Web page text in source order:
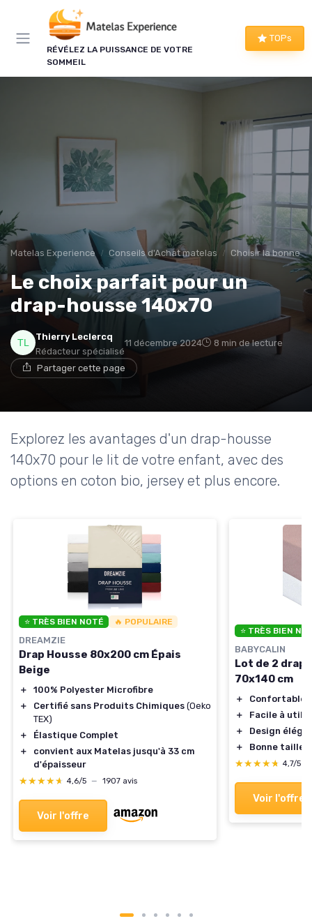
RÉVÉLEZ LA PUISSANCE DE VOTRE
SOMMEIL
TOPs
Matelas Experience Conseils d'Achat matelas Choisir la bonne
Le choix parfait pour un
drap-housse 140x70
Thierry Leclercq
Rédacteur spécialisé
11 décembre 2024 8 min de lecture
Partager cette page
Explorez les avantages d'un drap-housse
140x70 pour le lit de votre enfant, avec des
options en coton bio, jersey et plus encore.
⭐ TRÈS BIEN NOTÉ 🔥 POPULAIRE
DREAMZIE
Drap Housse 80x200 cm Épais
Beige
＋
100% Polyester Microfibre
＋
Certifié sans Produits Chimiques (Oeko
TEX)
＋
Élastique Complet
＋
convient aux Matelas jusqu'à 33 cm
d'épaisseur
★★★★★
★★★★★ 4,6/5 — 1907 avis
Voir l'offre
⭐ TRÈS BIEN
BABYCALIN
Lot de 2
70x140 cm
＋
Confortable
＋
Facile à
＋
Design
＋
Bonne taille
★★★★★
★★★★★ 4,7/5
Voir l'offre
Panneau de gestion des cookies